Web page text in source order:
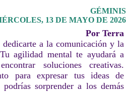
GÉMINIS
13 DE MAYO DE 2026
Por Terra
a la comunicación y la
agilidad mental te ayudará a
soluciones creativas.
para expresar tus ideas de
sorprender a los demás